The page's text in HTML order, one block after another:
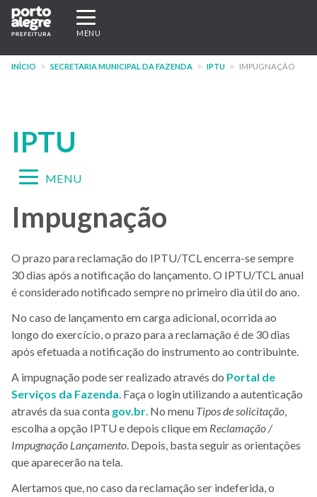
Pular
para
conteúdo
Expandir/recolher
navegação
MENU
INÍCIO SECRETARIA MUNICIPAL DA FAZENDA IPTU IMPUGNAÇÃO
IPTU
Menu
IPTU
-
Novo
site
Expandir/recolher
MENU
Impugnação
O prazo para reclamação do IPTU/TCL encerra-se sempre
30 dias após a notificação do lançamento. O IPTU/TCL anual
é considerado notificado sempre no primeiro dia útil do ano.
No caso de lançamento em carga adicional, ocorrida ao
longo do exercício, o prazo para a reclamação é de 30 dias
após efetuada a notificação do instrumento ao contribuinte.
A impugnação pode ser realizado através do Portal de
Serviços da Fazenda. Faça o login utilizando a autenticação
através da sua conta gov.br. No menu Tipos de solicitação,
escolha a opção IPTU e depois clique em Reclamação /
Impugnação Lançamento. Depois, basta seguir as orientações
que aparecerão na tela.
Alertamos que, no caso da reclamação ser indeferida, o